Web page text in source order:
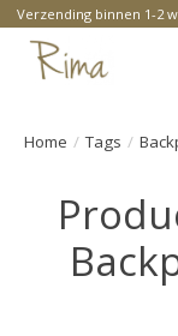
Verzending binnen 1-2
Home / Tags /